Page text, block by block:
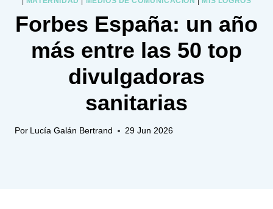
Forbes España: un año
más entre las 50 top
divulgadoras
sanitarias
Por Lucía Galán Bertrand 29 Jun 2026